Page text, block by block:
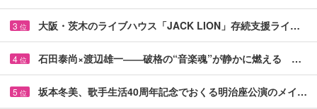
3 位 大阪・茨木のライブハウス「JACK LION」存続支援ライ…
4 位 石田泰尚×渡辺雄一――破格の“音楽魂”が静かに燃える …
5 位 坂本冬美、歌手生活40周年記念でおくる明治座公演のメイ…